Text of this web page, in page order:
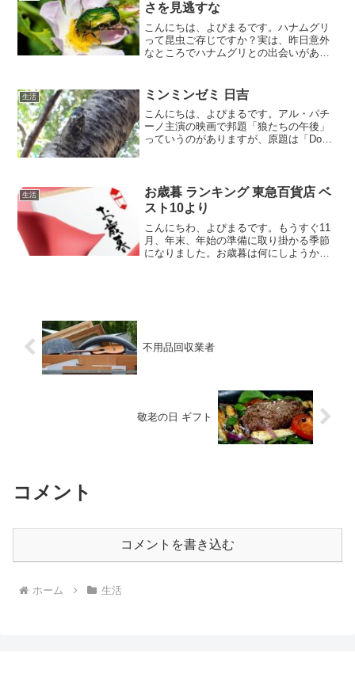
さを見逃すな
こんにちは、よぴまるです。ハナムグリ
って昆虫ご存じですか？実は、昨日意外
なところでハナムグリとの出会いがあり
生活 ミンミンゼミ 日吉
こんにちは、よぴまるです。アル・パチ
ーノ主演の映画で邦題「狼たちの午後」
っていうのがありますが、原題は「Dog
す。
生活
お歳暮 ランキング 東急百貨店 ベ
スト10より
こんにちわ、よぴまるです。もうすぐ11
月、年末、年始の準備に取り掛かる季節
になりました。お歳暮は何にしようか、
不用品回収業者
敬老の日 ギフト
コメント
コメントを書き込む
ホーム 生活